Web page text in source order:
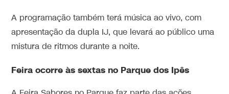
A programação também terá música ao vivo, com
apresentação da dupla IJ, que levará ao público uma
mistura de ritmos durante a noite.
Feira ocorre às sextas no Parque dos Ipês